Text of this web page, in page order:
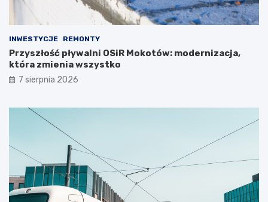
INWESTYCJE REMONTY
Przyszłość pływalni OSiR Mokotów: modernizacja,
która zmienia wszystko
7 sierpnia 2026